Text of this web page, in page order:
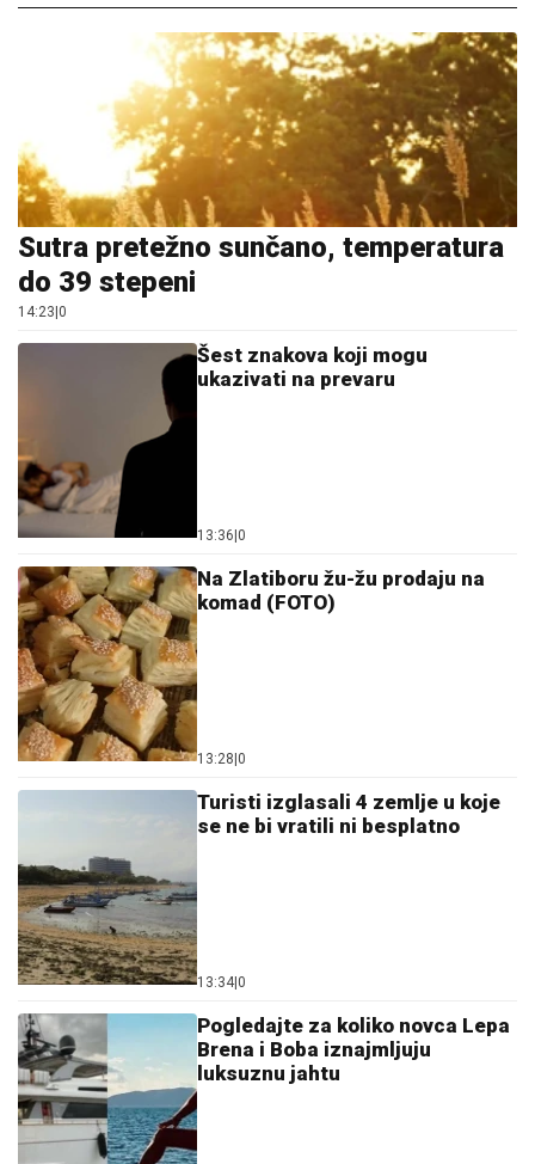
Sutra pretežno sunčano, temperatura
do 39 stepeni
14:23 0
Šest znakova koji mogu
ukazivati na prevaru
13:36 0
Na Zlatiboru žu-žu prodaju na
komad (FOTO)
13:28 0
Turisti izglasali 4 zemlje u koje
se ne bi vratili ni besplatno
13:34 0
Pogledajte za koliko novca Lepa
Brena i Boba iznajmljuju
luksuznu jahtu